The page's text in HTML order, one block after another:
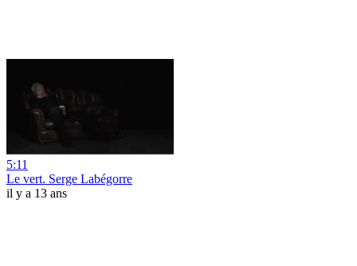
5:11
Le vert. Serge Labégorre
il y a 13 ans